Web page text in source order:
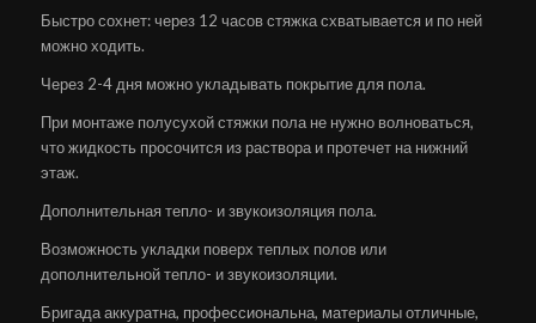
Быстро сохнет: через 12 часов стяжка схватывается и по ней
можно ходить.
Через 2-4 дня можно укладывать покрытие для пола.
При монтаже полусухой стяжки пола не нужно волноваться,
что жидкость просочится из раствора и протечет на нижний
этаж.
Дополнительная тепло- и звукоизоляция пола.
Возможность укладки поверх теплых полов или
дополнительной тепло- и звукоизоляции.
Бригада аккуратна, профессиональна, материалы отличные,